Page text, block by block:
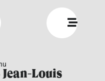
Jean-Louis